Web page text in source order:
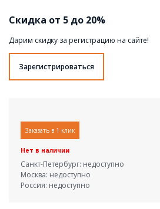
Скидка от 5 до 20%
Дарим скидку за регистрацию на сайте!
Зарегистрироваться
Заказать в 1 клик
Нет в наличии
Санкт-Петербург: недоступно
Москва: недоступно
Россия: недоступно